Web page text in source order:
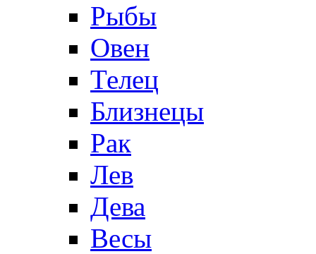
Рыбы
Овен
Телец
Близнецы
Рак
Лев
Дева
Весы